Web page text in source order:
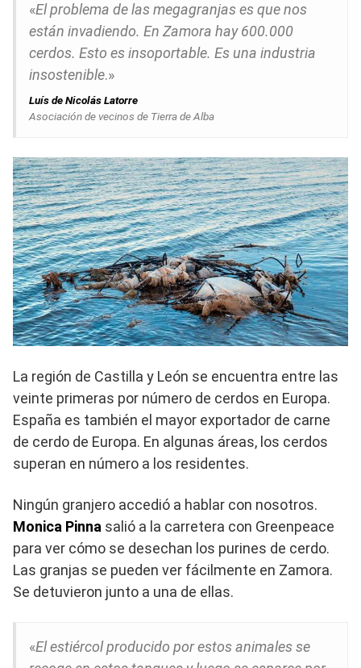
«El problema de las megagranjas es que nos
están invadiendo. En Zamora hay 600.000
cerdos. Esto es insoportable. Es una industria
insostenible.»
Luís de Nicolás Latorre
Asociación de vecinos de Tierra de Alba
La región de Castilla y León se encuentra entre las
veinte primeras por número de cerdos en Europa.
España es también el mayor exportador de carne
de cerdo de Europa. En algunas áreas, los cerdos
superan en número a los residentes.
Ningún granjero accedió a hablar con nosotros.
Monica Pinna salió a la carretera con Greenpeace
para ver cómo se desechan los purines de cerdo.
Las granjas se pueden ver fácilmente en Zamora.
Se detuvieron junto a una de ellas.
«El estiércol producido por estos animales se